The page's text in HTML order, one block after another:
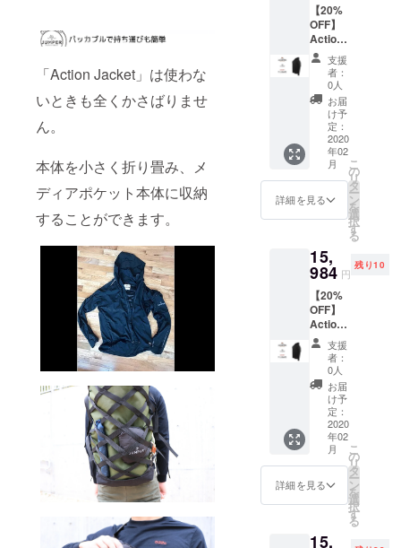
「Action Jacket」は使わな
いときも全くかさばりませ
ん。
本体を小さく折り畳み、メ
ディアポケット本体に収納
することができます。
【20%
OFF】
Action
Jacket
×１
XXSサ
イ
ズ/Blac
支援
者：
0人
お届
け予
定：
2020
年02
月
詳細を見る
こ
の
リ
タ
ー
ン
を
選
択
す
る
15,
984 円
残り10
【20%
OFF】
Action
Jacket
×１ Sサ
ズ/Blac
支援
者：
0人
お届
け予
定：
2020
年02
月
詳細を見る
こ
の
リ
タ
ー
ン
を
選
択
す
る
15,